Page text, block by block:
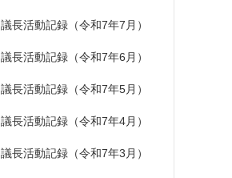
議長活動記録（令和7年7月）
議長活動記録（令和7年6月）
議長活動記録（令和7年5月）
議長活動記録（令和7年4月）
議長活動記録（令和7年3月）